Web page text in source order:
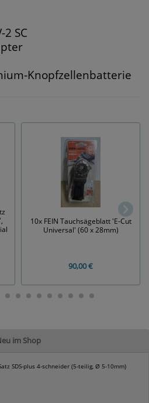
im Shop
SDS-plus 4-schneider (5-teilig, Ø 5-10mm)
2 SC
Knopfzellenbatterie
10x FEIN Tauchsägeblatt 'E-Cut
Universal' (60 x 28mm)
90,00 €